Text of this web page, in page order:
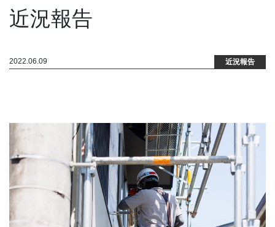
近況報告
2022.06.09 近況報告